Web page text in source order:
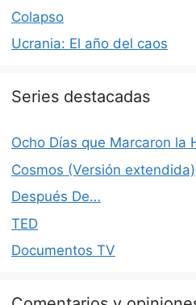
Colapso
Ucrania: El año del caos
Series destacadas
Ocho Días que Marcaron la
Cosmos (Versión extendida)
Después De…
TED
Documentos TV